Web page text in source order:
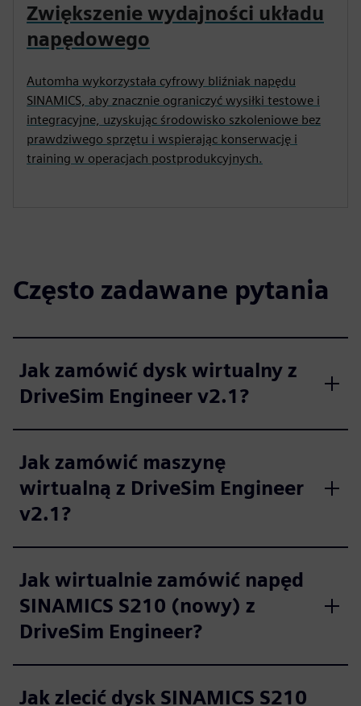
Zwiększenie wydajności układu
napędowego
Automha wykorzystała cyfrowy bliźniak napędu
SINAMICS, aby znacznie ograniczyć wysiłki testowe i
integracyjne, uzyskując środowisko szkoleniowe bez
prawdziwego sprzętu i wspierając konserwację i
training w operacjach postprodukcyjnych.
Często zadawane pytania
Jak zamówić dysk wirtualny z
DriveSim Engineer v2.1?
Jak zamówić maszynę
wirtualną z DriveSim Engineer
v2.1?
Jak wirtualnie zamówić napęd
SINAMICS S210 (nowy) z
DriveSim Engineer?
Jak zlecić dysk SINAMICS S210